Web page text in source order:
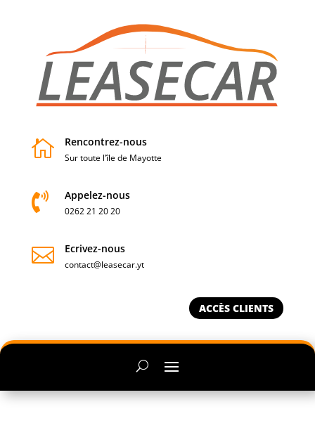
 Rencontrez-nous
Sur toute l’île de Mayotte
 Appelez-nous
0262 21 20 20
 Ecrivez-nous
contact@leasecar.yt
ACCÈS CLIENTS